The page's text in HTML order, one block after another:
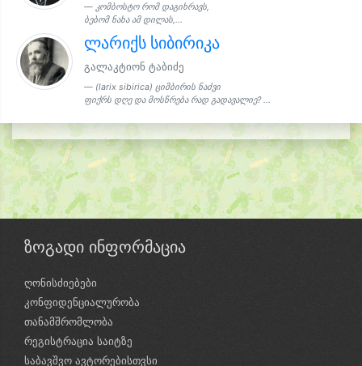
კომბოსტო რომ დაგიხრავს,
ბებომ ნახა ამ დილას,...
ლარიქს სიბირიკა
გალაკტიონ ტაბიძე
(larix sibirica) ციმბირის ნაძვი
ფიქრს დღე და მოსწრება რად გადავალიე? ...
ზოგადი ინფორმაცია
ღონისძიებები
კონფიდენციალურობა
თანამშრომლობა
რეგისტრაცია საიტზე
საბავშვო ავტორებისთვსი